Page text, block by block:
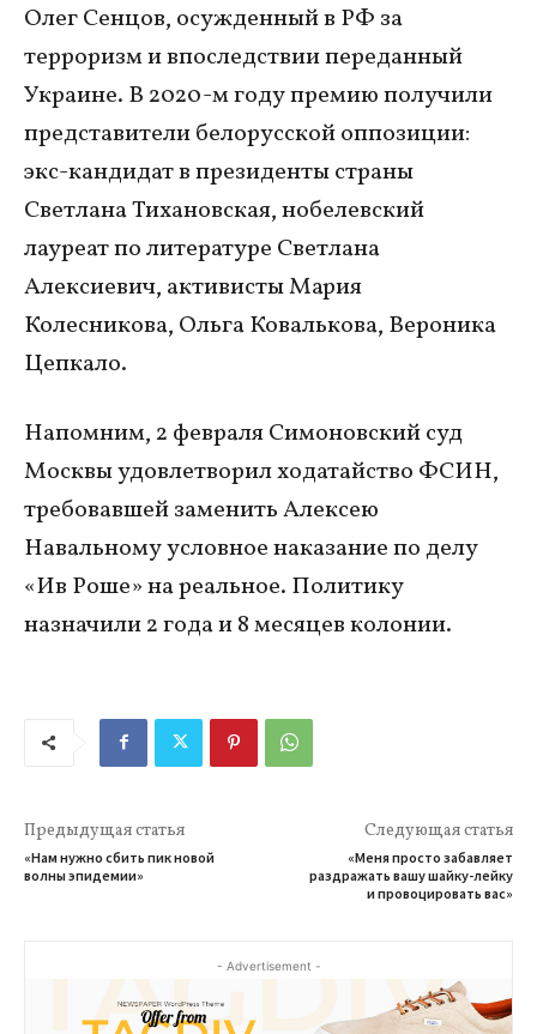
Олег Сенцов, осужденный в РФ за
терроризм и впоследствии переданный
Украине. В 2020-м году премию получили
представители белорусской оппозиции:
экс-кандидат в президенты страны
Светлана Тихановская, нобелевский
лауреат по литературе Светлана
Алексиевич, активисты Мария
Колесникова, Ольга Ковалькова, Вероника
Цепкало.
Напомним, 2 февраля Симоновский суд
Москвы удовлетворил ходатайство ФСИН,
требовавшей заменить Алексею
Навальному условное наказание по делу
«Ив Роше» на реальное. Политику
назначили 2 года и 8 месяцев колонии.
Предыдущая статья
«Нам нужно сбить пик новой
волны эпидемии»
Следующая статья
«Меня просто забавляет
раздражать вашу шайку-лейку
и провоцировать вас»
- Advertisement -